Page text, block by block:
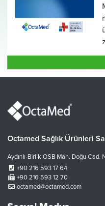
Octamed Sağlık Ürünleri
Aydınlı-Birlik OSB Mah. Doğu Cad.
+90 216 593 17 64
+90 216 593 12 70
octamed@octamed.com